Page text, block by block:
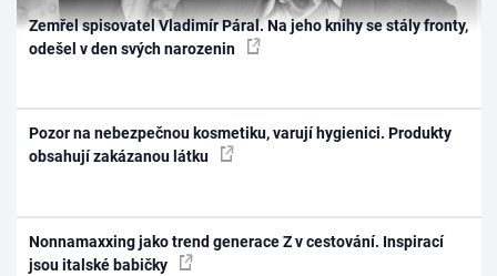
Zemřel spisovatel Vladimír Páral. Na jeho knihy se stály fronty,
odešel v den svých narozenin
Pozor na nebezpečnou kosmetiku, varují hygienici. Produkty
obsahují zakázanou látku
Nonnamaxxing jako trend generace Z v cestování. Inspirací
jsou italské babičky